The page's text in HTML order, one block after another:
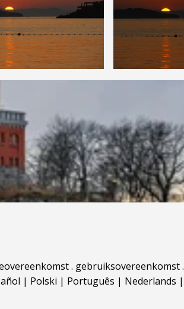
. gebruiksovereenkomst.
| Polski | Português | Nederlands |